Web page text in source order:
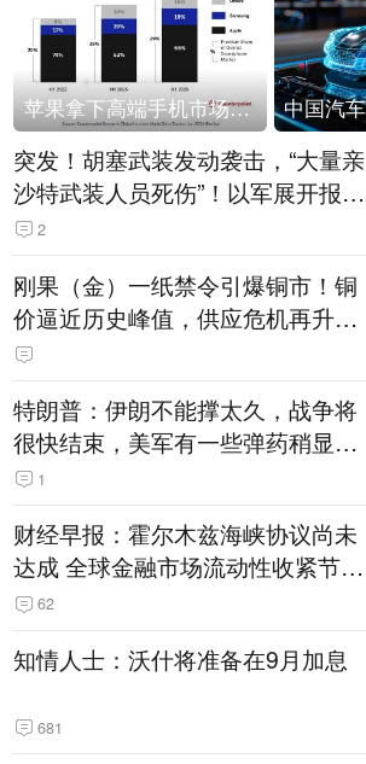
苹果拿下高端手机市场65%的份额：iPhone 17系列功不可没
突发！胡塞武装发动袭击，“大量亲
沙特武装人员死伤”！以军展开报复
性空袭
2
刚果（金）一纸禁令引爆铜市！铜
价逼近历史峰值，供应危机再升
级？
特朗普：伊朗不能撑太久，战争将
很快结束，美军有一些弹药稍显紧
张！伊朗公布拟议的海峡管理文本
1
财经早报：霍尔木兹海峡协议尚未
达成 全球金融市场流动性收紧节奏
暂缓
62
知情人士：沃什将准备在9月加息
681